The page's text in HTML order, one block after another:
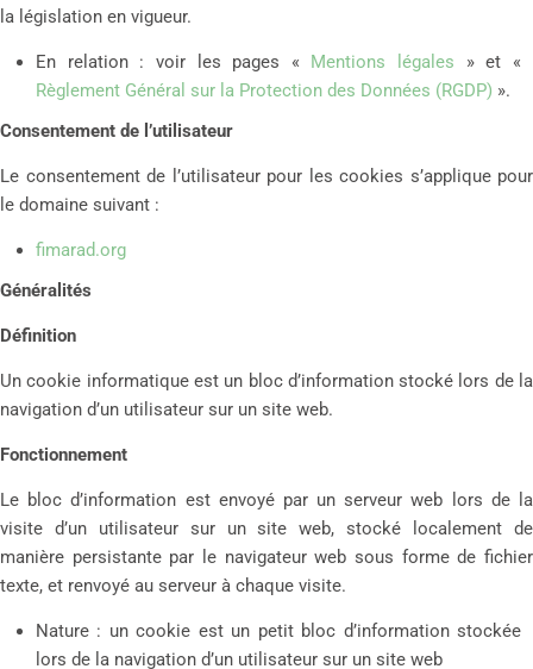
la législation en vigueur.
En relation : voir les pages « Mentions légales » et «
Règlement Général sur la Protection des Données (RGDP) ».
Consentement de l’utilisateur
Le consentement de l’utilisateur pour les cookies s’applique pour
le domaine suivant :
fimarad.org
Généralités
Définition
Un cookie informatique est un bloc d’information stocké lors de la
navigation d’un utilisateur sur un site web.
Fonctionnement
Le bloc d’information est envoyé par un serveur web lors de la
visite d’un utilisateur sur un site web, stocké localement de
manière persistante par le navigateur web sous forme de fichier
texte, et renvoyé au serveur à chaque visite.
Nature : un cookie est un petit bloc d’information stockée
lors de la navigation d’un utilisateur sur un site web